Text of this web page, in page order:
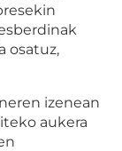
osatuz,
izenean
aukera